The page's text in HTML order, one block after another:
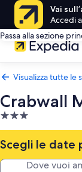
Vai
Accedi
Passa alla sezione
Visualizza tutte le
Crabwall
Struttura
a
3.0
stelle
Scegli le date
Dove vuoi